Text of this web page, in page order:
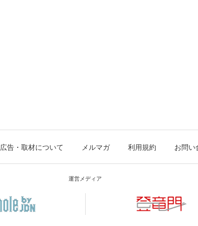
広告・取材について メルマガ 利用規約 お問い
運営メディア